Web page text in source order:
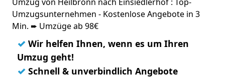
Umzugsunternehmen - Kostenlose Angebote in 3
Min. ➨ Umzüge ab 98€
✓ Wir helfen Ihnen, wenn es um Ihren
Umzug geht!
✓ Schnell & unverbindlich Angebote